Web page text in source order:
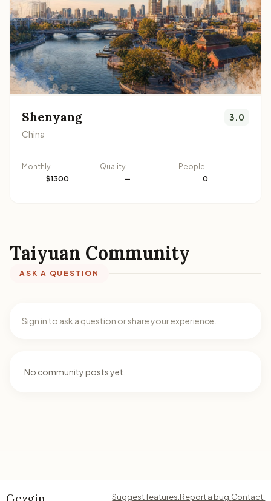
Shenyang
China
3.0
Monthly
$1300
Quality
—
People
0
Taiyuan Community
ASK A QUESTION
Sign in to ask a question or share your experience.
No community posts yet.
Suggest features. Report a bug. Contact.